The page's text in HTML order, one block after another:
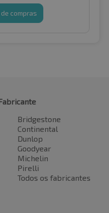
compras
Bridgestone
Continental
Dunlop
Goodyear
Michelin
Pirelli
Todos os fabricantes